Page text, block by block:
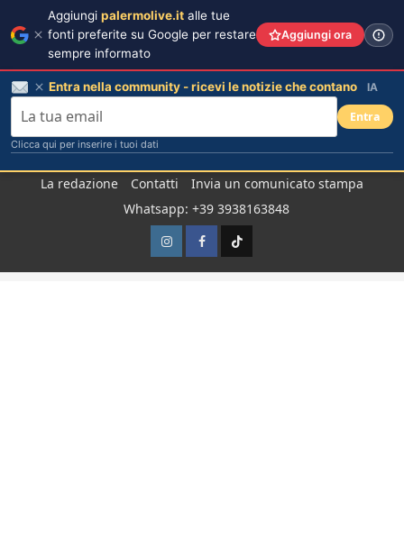
La redazione Contatti
Invia un comunicato stampa
Whatsapp: +39 3938163848
InstagramFacebook
TikTok
Aggiungi palermolive.it alle tue
fonti preferite su Google per restare
sempre informato
Aggiungi ora
Entra nella community - ricevi le notizie che contano IA
Entra
Clicca qui per inserire i tuoi dati